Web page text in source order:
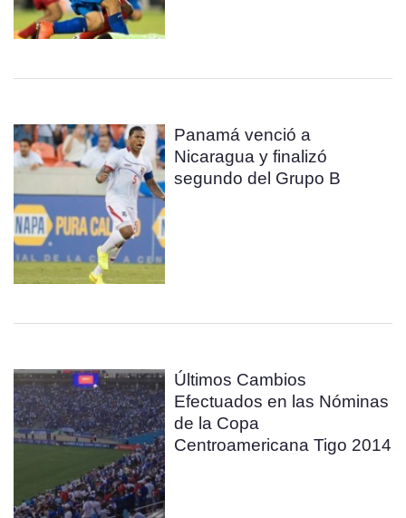
Panamá venció a
Nicaragua y finalizó
segundo del Grupo B
Últimos Cambios
Efectuados en las Nóminas
de la Copa
Centroamericana Tigo 2014